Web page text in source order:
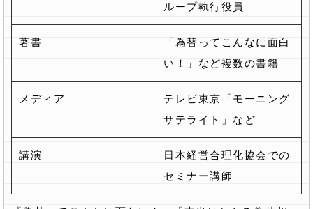
ループ執行役員
著書
「為替ってこんなに面白
い！」など複数の書籍
メディア
テレビ東京「モーニング
サテライト」など
講演
日本経営合理化協会での
セミナー講師